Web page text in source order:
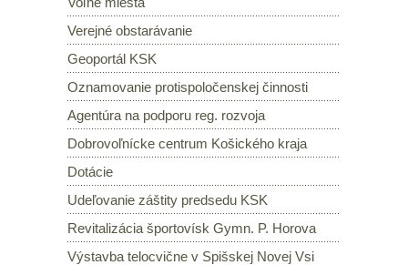
Verejné obstarávanie
Geoportál KSK
Oznamovanie protispoločenskej činnosti
Agentúra na podporu reg. rozvoja
Dobrovoľnícke centrum Košického kraja
Dotácie
Udeľovanie záštity predsedu KSK
Revitalizácia športovísk Gymn. P. Horova
Výstavba telocvične v Spišskej Novej Vsi